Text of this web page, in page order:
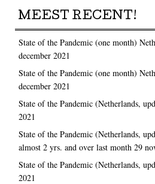
MEEST RECENT!
State of the Pandemic (one month)
december 2021
State of the Pandemic (one month)
december 2021
State of the Pandemic (Netherlands,
2021
State of the Pandemic (Netherlands,
almost 2 yrs. and over last month 29
State of the Pandemic (Netherlands,
2021